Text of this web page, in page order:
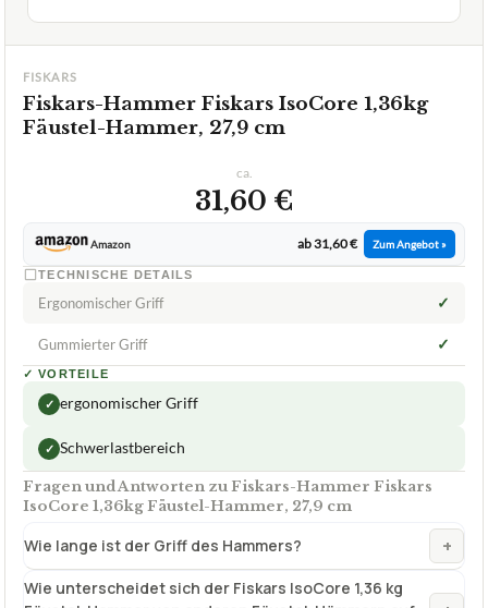
FISKARS
Fiskars-Hammer Fiskars IsoCore 1,36kg
Fäustel-Hammer, 27,9 cm
ca.
31,60 €
Amazon ab 31,60 € Zum Angebot »
TECHNISCHE DETAILS
Ergonomischer Griff ✓
Gummierter Griff ✓
✓ VORTEILE
✓ ergonomischer Griff
✓ Schwerlastbereich
Fragen und Antworten zu Fiskars-Hammer Fiskars
IsoCore 1,36kg Fäustel-Hammer, 27,9 cm
Wie lange ist der Griff des Hammers? +
Wie unterscheidet sich der Fiskars IsoCore 1,36 kg